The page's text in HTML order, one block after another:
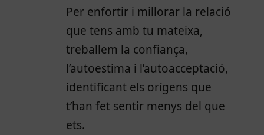
Per enfortir i millorar la relació
que tens amb tu mateixa,
treballem la confiança,
l’autoestima i l’autoacceptació,
identificant els orígens que
t’han fet sentir menys del que
ets.